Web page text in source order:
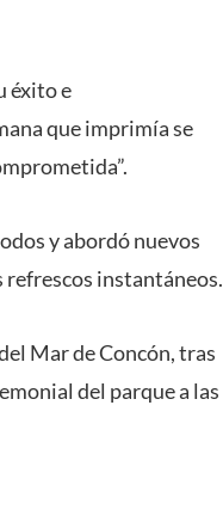
éxito e
que imprimía se
y abordó nuevos
refrescos instantáneos.
Mar de Concón, tras
del parque a las